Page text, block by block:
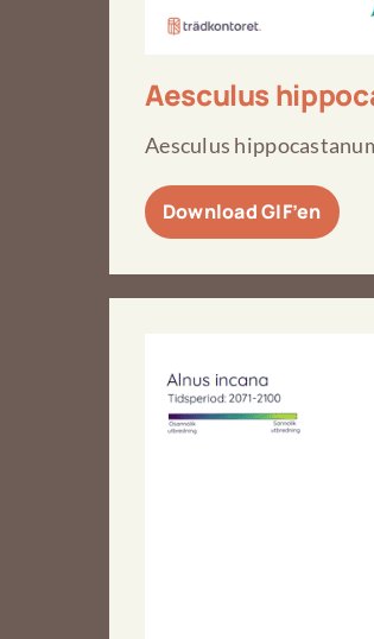
Aesculus
Aesculus
Download GIF’en